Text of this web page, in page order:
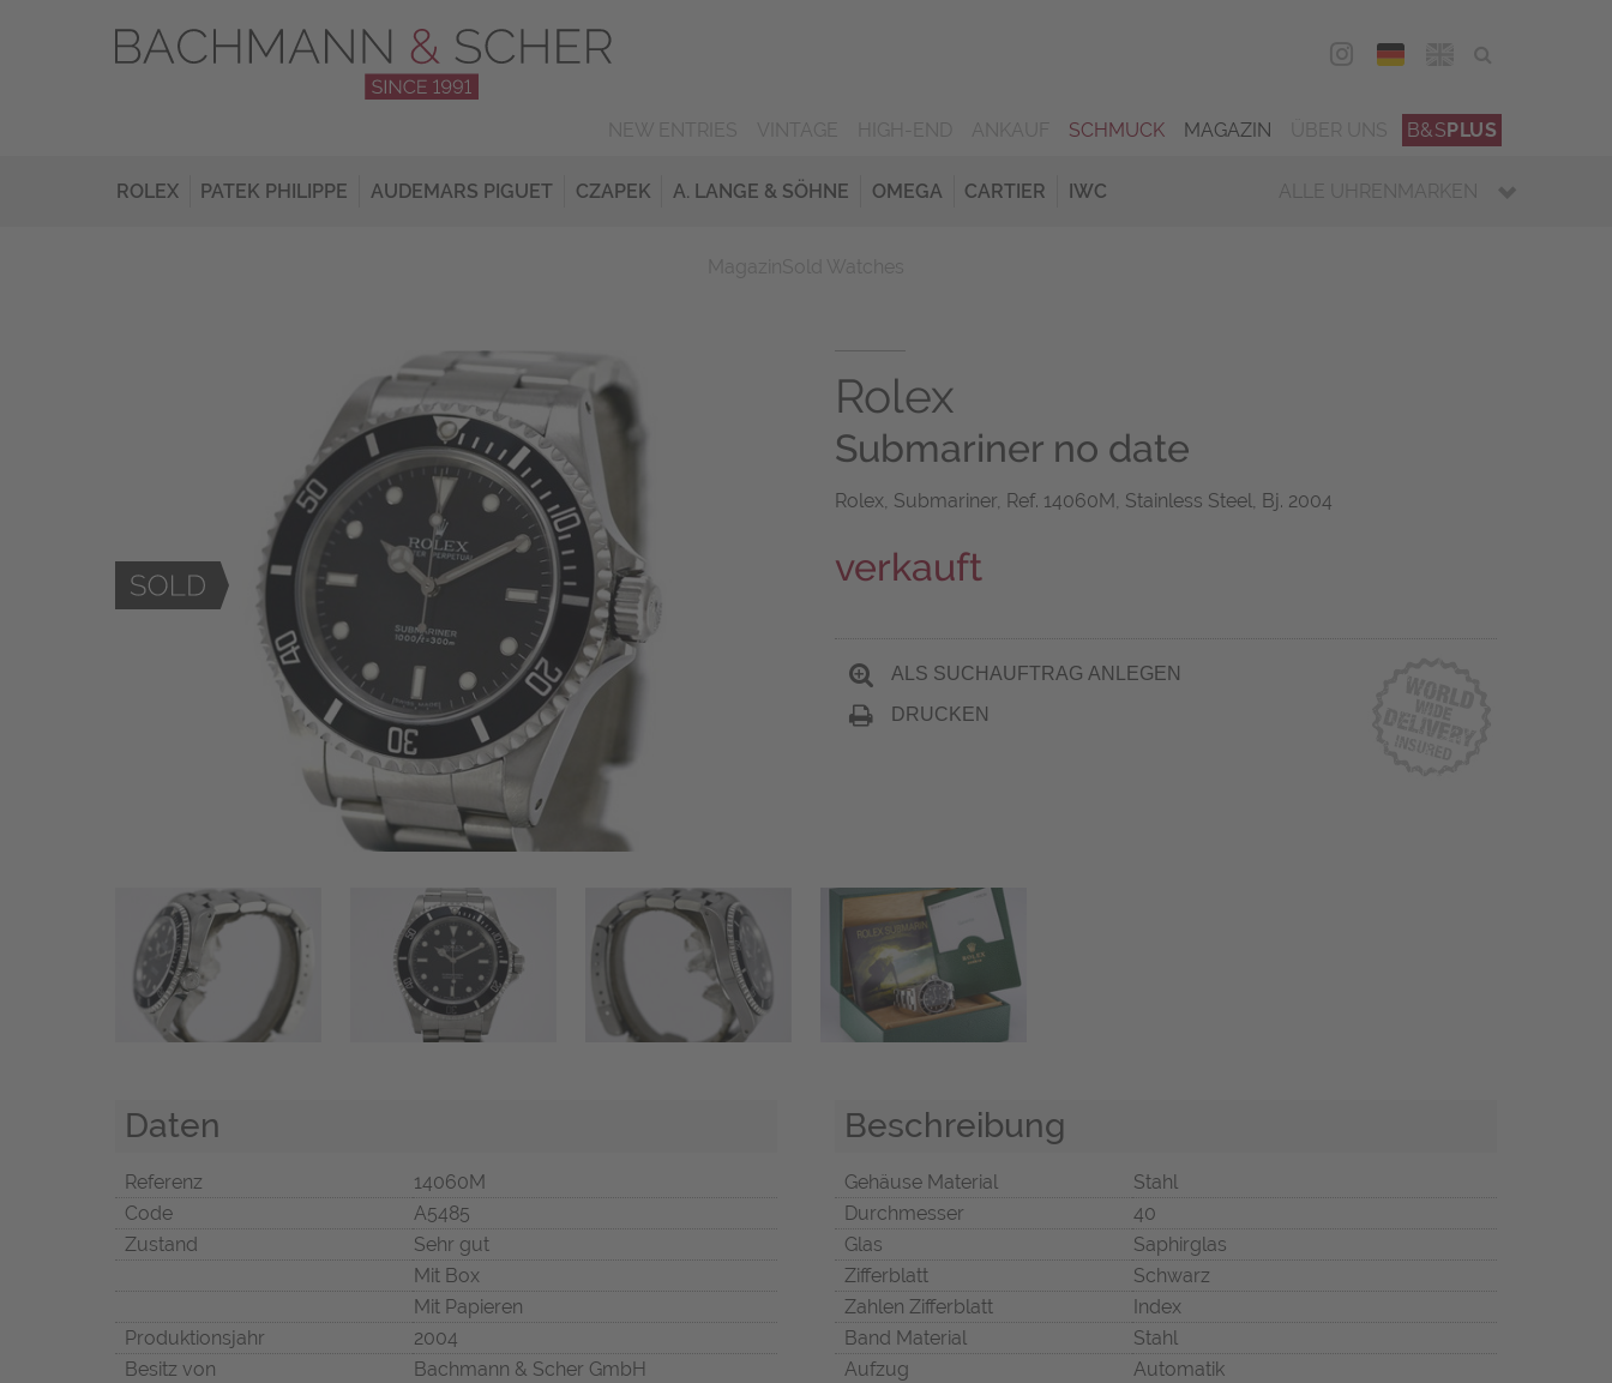
DEU
SCHMUCK MAGAZIN B&SPLUS
ROLEX PATEK PHILIPPE AUDEMARS PIGUET CZAPEK A. LANGE & SÖHNE OMEGA CARTIER IWC ALLE UHRENMARKEN
Rolex
Submariner no date
Rolex, Submariner, Ref. 14060M, Stainless Steel, Bj. 2004
verkauft
ALS SUCHAUFTRAG ANLEGEN
DRUCKEN
Daten
Referenz
14060M
Code
A5485
Zustand
Sehr gut
Mit Box
Mit Papieren
Produktionsjahr
2004
Besitz von
Bachmann & Scher GmbH
Beschreibung
Gehäuse Material
Stahl
Durchmesser
40
Glas
Saphirglas
Zifferblatt
Schwarz
Zahlen Zifferblatt
Index
Band Material
Stahl
Aufzug
Automatik